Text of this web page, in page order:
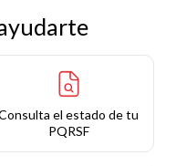
el estado de tu
PQRSF